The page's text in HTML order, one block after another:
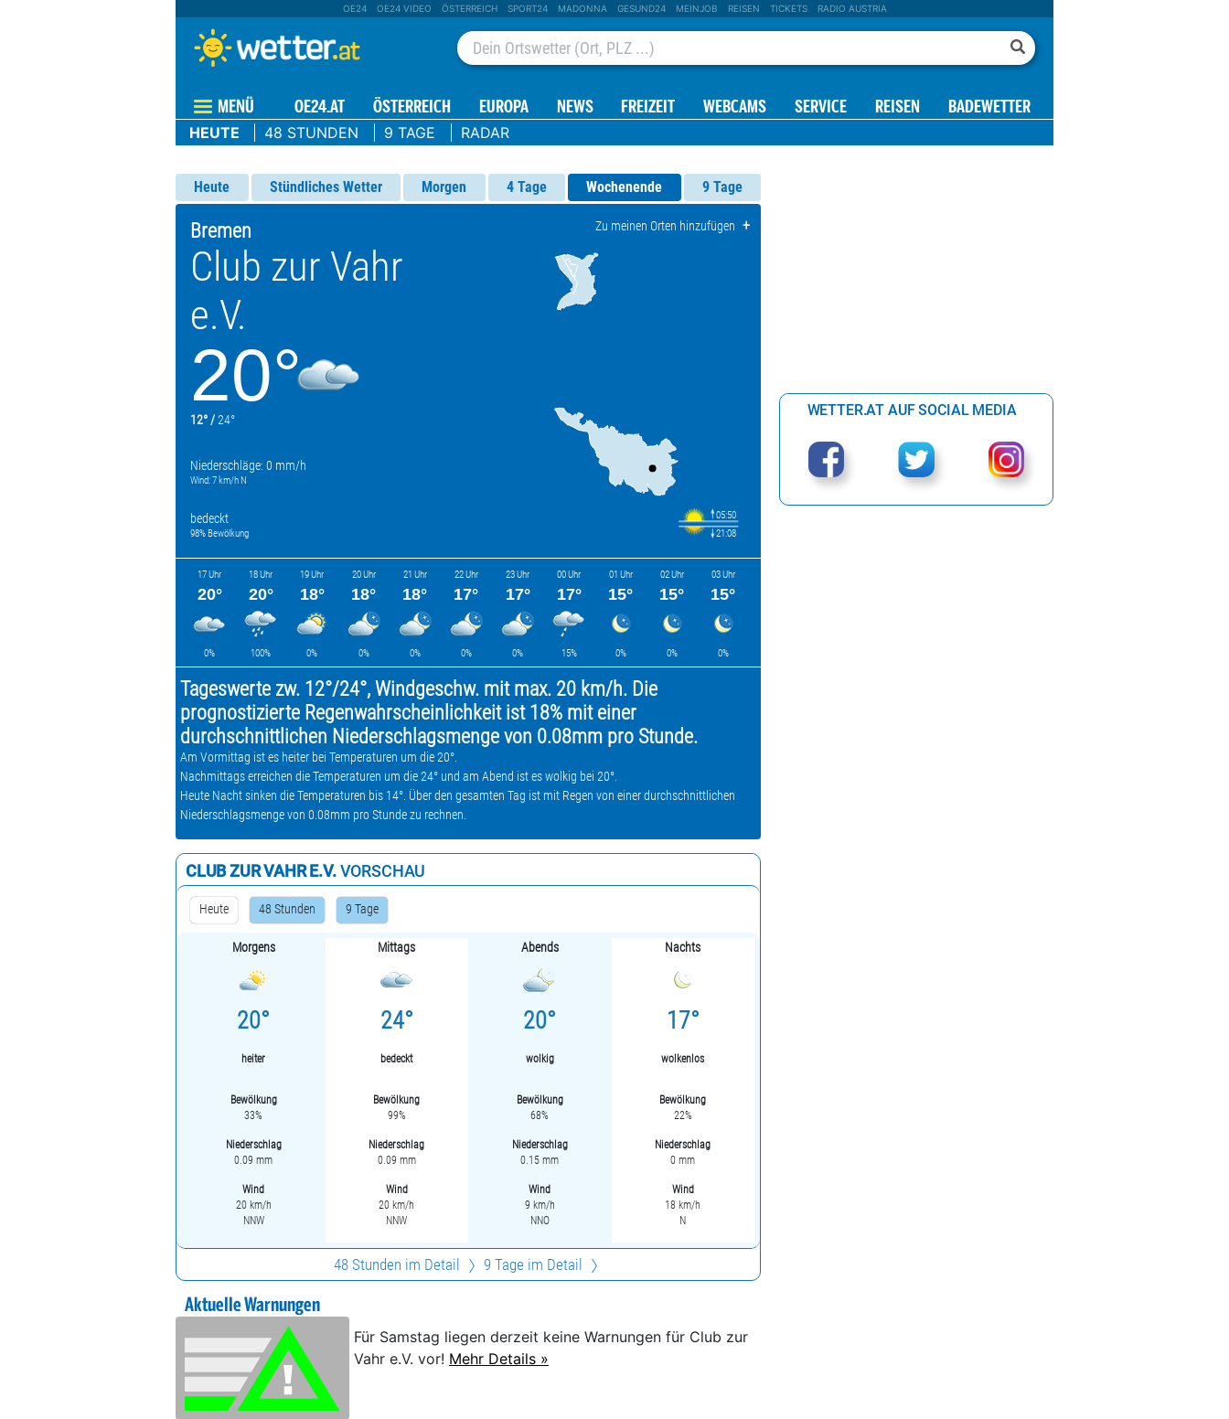
OE24 OE24 VIDEO ÖSTERREICH SPORT24 MADONNA GESUND24 MEINJOB REISEN TICKETS RADIO AUSTRIA
MENÜ OE24.AT ÖSTERREICH EUROPA NEWS FREIZEIT WEBCAMS SERVICE REISEN BADEWETTER
HEUTE 48 STUNDEN 9 TAGE RADAR
Heute Stündliches Wetter Morgen 4 Tage Wochenende 9 Tage
Bremen
Club zur Vahr
e.V.
20°
12° /24°
Niederschläge: 0 mm/h
Wind: 7 km/h N
Zu meinen Orten hinzufügen +
bedeckt
98% Bewölkung
05:50
21:08
17 Uhr
20°
0%
18 Uhr
20°
100%
19 Uhr
18°
0%
20 Uhr
18°
0%
21 Uhr
18°
0%
22 Uhr
17°
0%
23 Uhr
17°
0%
00 Uhr
17°
15%
01 Uhr
15°
0%
02 Uhr
15°
0%
03 Uhr
15°
0%
Tageswerte zw. 12°/24°, Windgeschw. mit max. 20 km/h. Die
prognostizierte Regenwahrscheinlichkeit ist 18% mit einer
durchschnittlichen Niederschlagsmenge von 0.08mm pro Stunde.
Am Vormittag ist es heiter bei Temperaturen um die 20°.
Nachmittags erreichen die Temperaturen um die 24° und am Abend ist es wolkig bei 20°.
Heute Nacht sinken die Temperaturen bis 14°. Über den gesamten Tag ist mit Regen von einer durchschnittlichen
Niederschlagsmenge von 0.08mm pro Stunde zu rechnen.
CLUB ZUR VAHR E.V.VORSCHAU
Heute 48 Stunden 9 Tage
Morgens
20°
heiter
Bewölkung
33%
Niederschlag
0.09 mm
Wind
20 km/h
NNW
Mittags
24°
bedeckt
Bewölkung
99%
Niederschlag
0.09 mm
Wind
20 km/h
NNW
Abends
20°
wolkig
Bewölkung
68%
Niederschlag
0.15 mm
Wind
9 km/h
NNO
Nachts
17°
wolkenlos
Bewölkung
22%
Niederschlag
0 mm
Wind
18 km/h
N
48 Stunden im Detail 9 Tage im Detail
Aktuelle Warnungen
Für Samstag liegen derzeit keine Warnungen für Club zur
Vahr e.V. vor! Mehr Details »
WETTER.AT AUF SOCIAL MEDIA